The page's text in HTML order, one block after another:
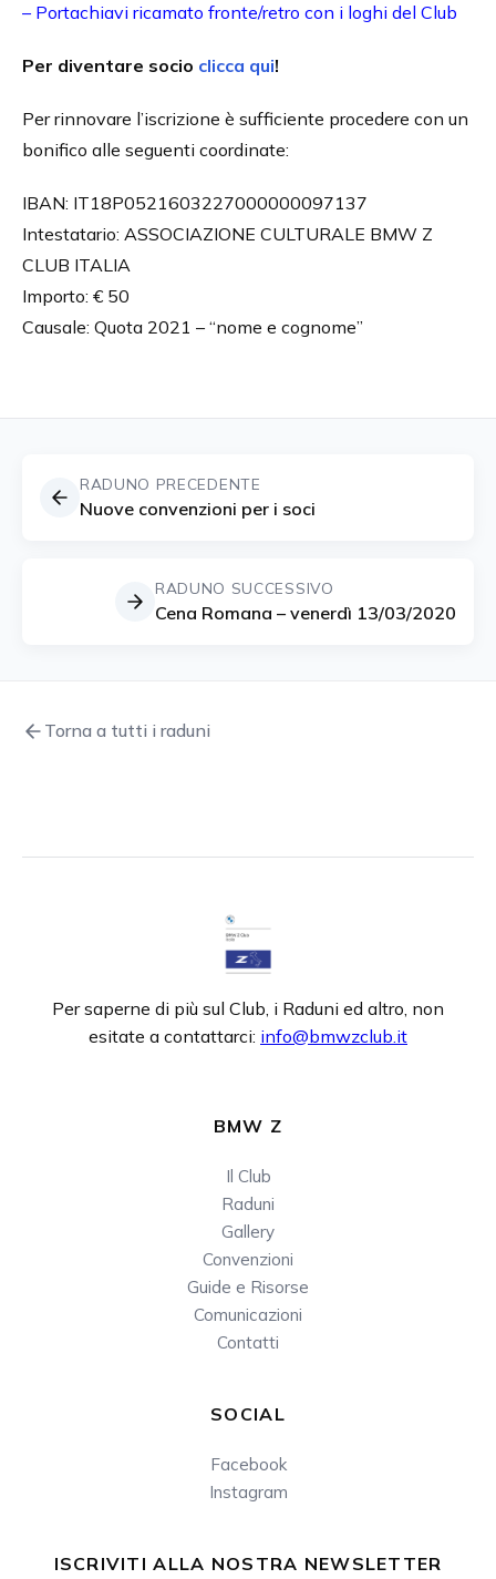
– Portachiavi ricamato fronte/retro con i loghi del Club
Per diventare socio clicca qui!
Per rinnovare l’iscrizione è sufficiente procedere con un
bonifico alle seguenti coordinate:
IBAN: IT18P0521603227000000097137
Intestatario: ASSOCIAZIONE CULTURALE BMW Z
CLUB ITALIA
Importo: € 50
Causale: Quota 2021 – “nome e cognome”
RADUNO PRECEDENTE
Nuove convenzioni per i soci
RADUNO SUCCESSIVO
Cena Romana – venerdì 13/03/2020
Torna a tutti i raduni
Per saperne di più sul Club, i Raduni ed altro, non
esitate a contattarci: info@bmwzclub.it
BMW Z
Il Club
Raduni
Gallery
Convenzioni
Guide e Risorse
Comunicazioni
Contatti
SOCIAL
Facebook
Instagram
ISCRIVITI ALLA NOSTRA NEWSLETTER